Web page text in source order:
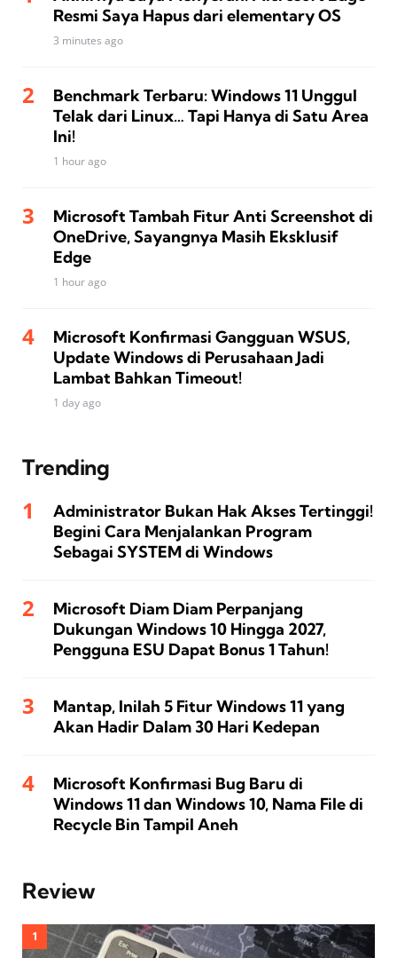
Resmi Saya Hapus dari elementary OS
3 minutes ago
Benchmark Terbaru: Windows 11 Unggul
Telak dari Linux… Tapi Hanya di Satu Area
Ini!
1 hour ago
Microsoft Tambah Fitur Anti Screenshot di
OneDrive, Sayangnya Masih Eksklusif
Edge
1 hour ago
Microsoft Konfirmasi Gangguan WSUS,
Update Windows di Perusahaan Jadi
Lambat Bahkan Timeout!
1 day ago
Trending
Administrator Bukan Hak Akses Tertinggi!
Begini Cara Menjalankan Program
Sebagai SYSTEM di Windows
Microsoft Diam Diam Perpanjang
Dukungan Windows 10 Hingga 2027,
Pengguna ESU Dapat Bonus 1 Tahun!
Mantap, Inilah 5 Fitur Windows 11 yang
Akan Hadir Dalam 30 Hari Kedepan
Microsoft Konfirmasi Bug Baru di
Windows 11 dan Windows 10, Nama File di
Recycle Bin Tampil Aneh
Review